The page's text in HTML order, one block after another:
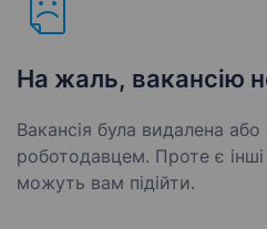
На жаль, вакансію
Вакансія була видалена
роботодавцем. Проте є інші
можуть вам підійти.